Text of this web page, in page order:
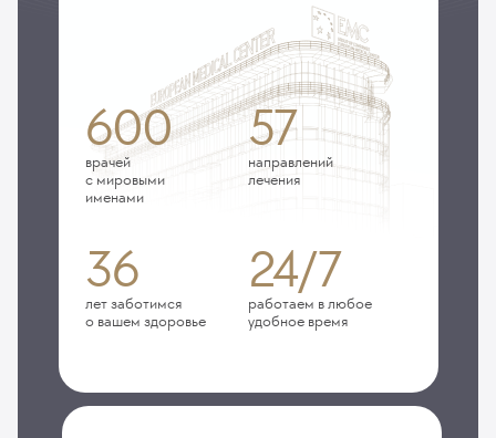
600
врачей
с мировыми
именами
57
направлений
лечения
36
лет заботимся
о вашем здоровье
24/7
работаем в любое
удобное время